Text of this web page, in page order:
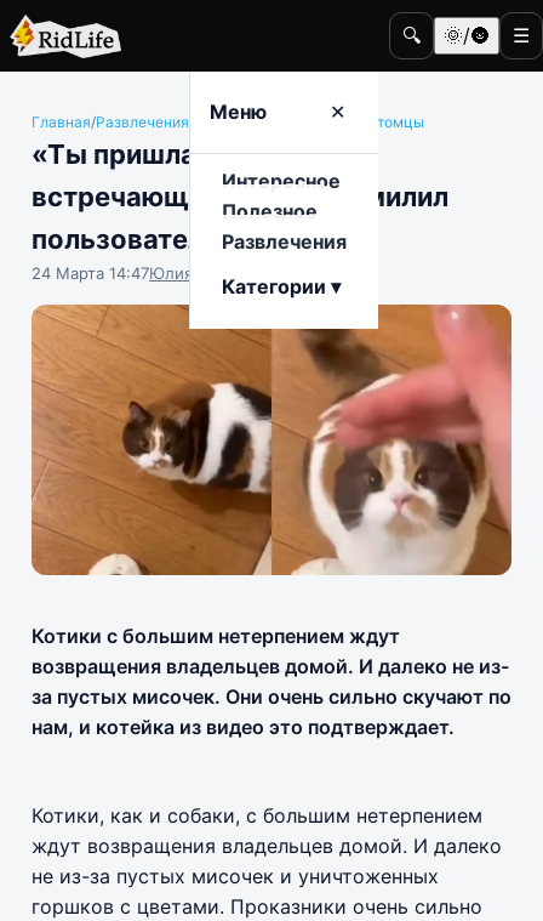
🔍 🌞/🌚 ☰
Меню ✕
Интересное
Полезное
Развлечения
Категории ▾
Главная/Развлечения Животные и домашние питомцы
«Ты пришла!»: котик,
встречающий хозяйку, умилил
пользователей Сети
24 Марта 14:47Юлия Крофто
Котики с большим нетерпением ждут
возвращения владельцев домой. И далеко не из-
за пустых мисочек. Они очень сильно скучают по
нам, и котейка из видео это подтверждает.
Котики, как и собаки, с большим нетерпением
ждут возвращения владельцев домой. И далеко
не из-за пустых мисочек и уничтоженных
горшков с цветами. Проказники очень сильно